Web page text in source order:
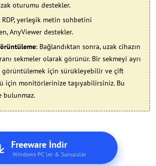
oturumu destekler.
RDP, yerleşik metin sohbetini
AnyViewer destekler.
: Bağlandıktan sonra, uzak cihazın
sekmeler olarak görünür. Bir sekmeyi ayrı
görüntülemek için sürükleyebilir ve çift
için monitörlerinize taşıyabilirsiniz. Bu
bulunmaz.
Freeware İndir
Windows PC'ler & Sunucular